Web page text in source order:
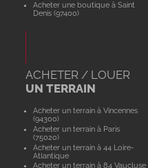
Acheter une boutique à Saint
Denis (97400)
ACHETER / LOUER
UN TERRAIN
Acheter un terrain à Vincennes
(94300)
Acheter un terrain à Paris
(75020)
Acheter un terrain à 44 Loire-
Atlantique
Acheter un terrain à 84 Vaucluse